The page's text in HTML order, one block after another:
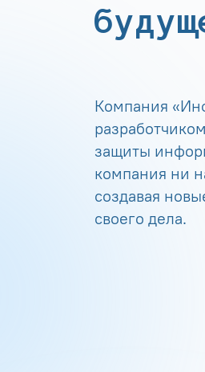
Компания
защиты
компания ни
создавая
своего дела.